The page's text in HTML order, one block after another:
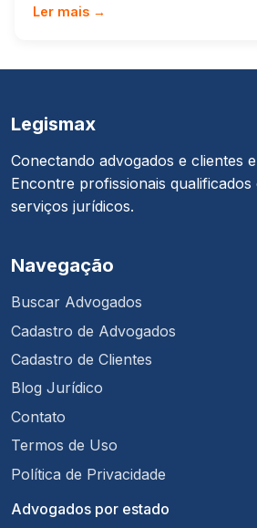
Ler mais →
Legismax
Conectando advogados e clientes
Encontre profissionais qualificados
serviços jurídicos.
Navegação
Buscar Advogados
Cadastro de Advogados
Cadastro de Clientes
Blog Jurídico
Contato
Termos de Uso
Política de Privacidade
Advogados por estado